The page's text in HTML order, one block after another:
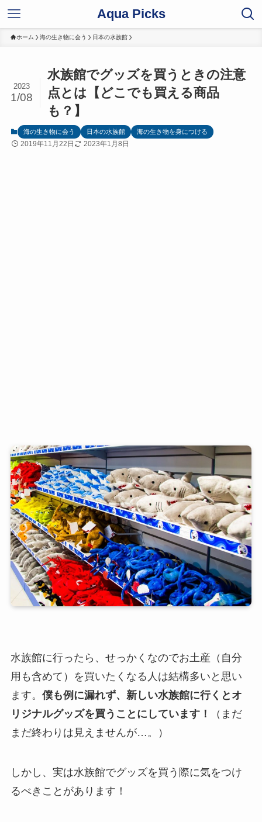
Aqua Picks
ホーム 海の生き物に会う 日本の水族館
水族館でグッズを買うときの注意
点とは【どこでも買える商品
も？】
2023
1/08
海の生き物に会う 日本の水族館 海の生き物を身につける
2019年11月22日 2023年1月8日
水族館に行ったら、せっかくなのでお土産（自分
用も含めて）を買いたくなる人は結構多いと思い
ます。 僕も例に漏れず、新しい水族館に行くとオ
リジナルグッズを買うことにしています！
（まだ
まだ終わりは見えませんが…。）
しかし、実は水族館でグッズを買う際に気をつけ
るべきことがあります！